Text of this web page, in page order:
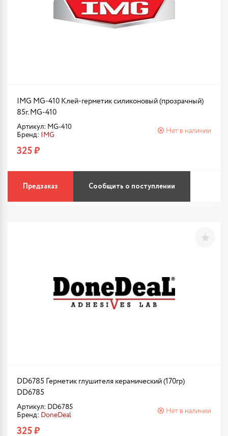
IMG MG-410 Клей-герметик силиконовый (прозрачный)
85г. MG-410
Артикул: MG-410
Бренд:
IMG
Нет в наличии
325 ₽
Предзаказ Сообщить о поступлении
DD6785 Герметик глушителя керамический (170гр)
DD6785
Артикул: DD6785
Бренд: DoneDeal
Нет в наличии
325 ₽